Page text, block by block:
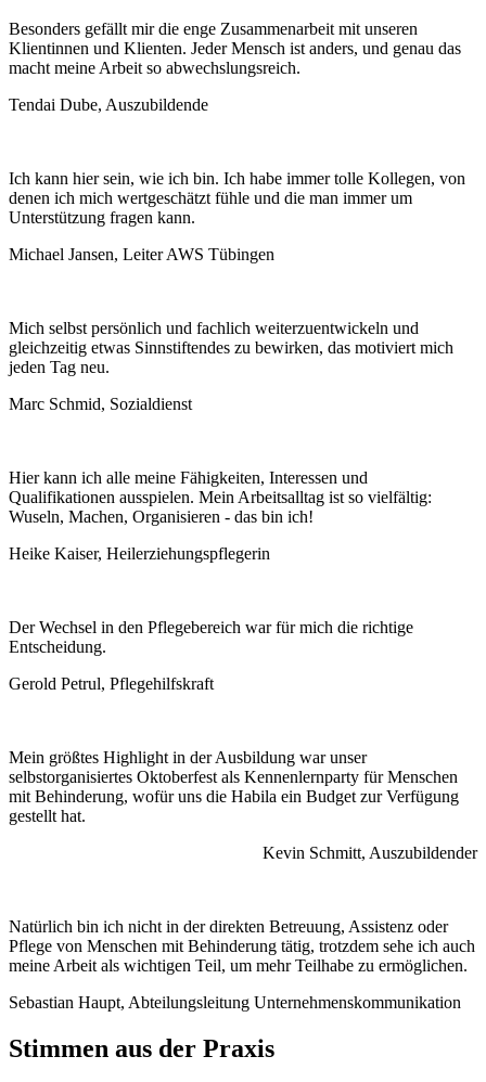
Besonders gefällt mir die enge Zusammenarbeit mit unseren
Klientinnen und Klienten. Jeder Mensch ist anders, und genau das
macht meine Arbeit so abwechslungsreich.
Tendai Dube, Auszubildende
Ich kann hier sein, wie ich bin. Ich habe immer tolle Kollegen, von
denen ich mich wertgeschätzt fühle und die man immer um
Unterstützung fragen kann.
Michael Jansen, Leiter AWS Tübingen
Mich selbst persönlich und fachlich weiterzuentwickeln und
gleichzeitig etwas Sinnstiftendes zu bewirken, das motiviert mich
jeden Tag neu.
Marc Schmid, Sozialdienst
Hier kann ich alle meine Fähigkeiten, Interessen und
Qualifikationen ausspielen. Mein Arbeitsalltag ist so vielfältig:
Wuseln, Machen, Organisieren - das bin ich!
Heike Kaiser, Heilerziehungspflegerin
Der Wechsel in den Pflegebereich war für mich die richtige
Entscheidung.
Gerold Petrul, Pflegehilfskraft
Mein größtes Highlight in der Ausbildung war unser
selbstorganisiertes Oktoberfest als Kennenlernparty für Menschen
mit Behinderung, wofür uns die Habila ein Budget zur Verfügung
gestellt hat.
Kevin Schmitt, Auszubildender
Natürlich bin ich nicht in der direkten Betreuung, Assistenz oder
Pflege von Menschen mit Behinderung tätig, trotzdem sehe ich auch
meine Arbeit als wichtigen Teil, um mehr Teilhabe zu ermöglichen.
Sebastian Haupt, Abteilungsleitung Unternehmenskommunikation
Stimmen aus der Praxis